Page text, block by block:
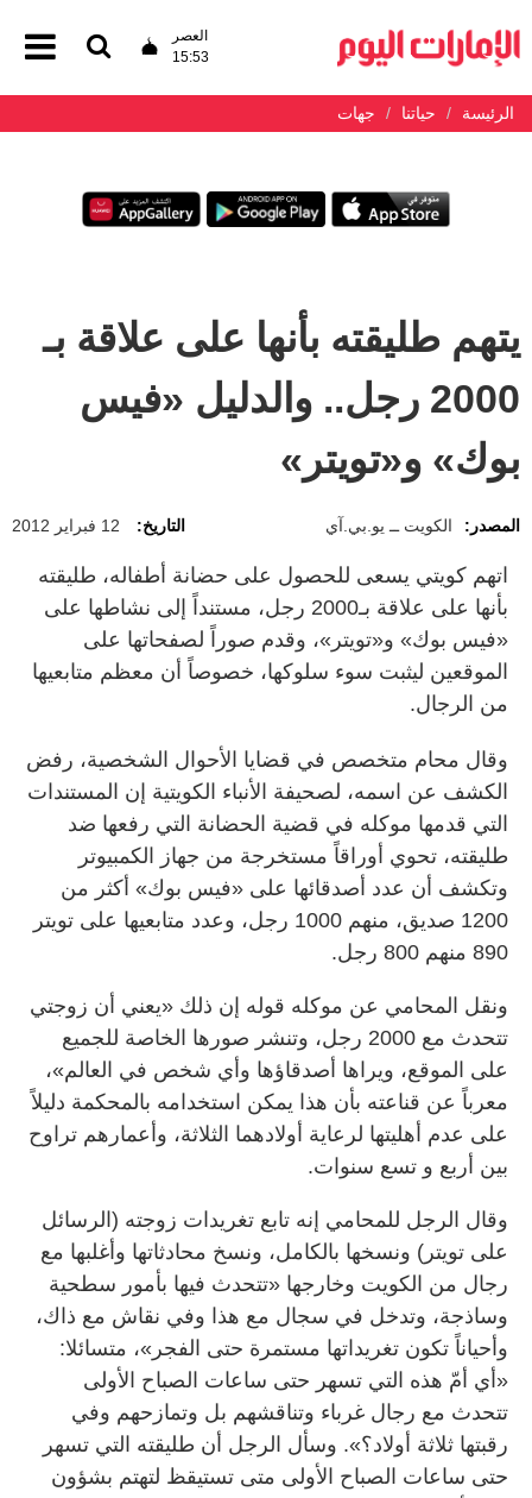
العصر
15:53
الرئيسة حياتنا جهات
يتهم طليقته بأنها على علاقة بـ
2000 رجل.. والدليل «فيس
بوك» و«تويتر»
المصدر: الكويت ــ يو.بي.آي التاريخ: 12 فبراير 2012
اتهم كويتي يسعى للحصول على حضانة أطفاله، طليقته
بأنها على علاقة بـ2000 رجل، مستنداً إلى نشاطها على
«فيس بوك» و«تويتر»، وقدم صوراً لصفحاتها على
الموقعين ليثبت سوء سلوكها، خصوصاً أن معظم متابعيها
من الرجال.
وقال محام متخصص في قضايا الأحوال الشخصية، رفض
الكشف عن اسمه، لصحيفة الأنباء الكويتية إن المستندات
التي قدمها موكله في قضية الحضانة التي رفعها ضد
طليقته، تحوي أوراقاً مستخرجة من جهاز الكمبيوتر
وتكشف أن عدد أصدقائها على «فيس بوك» أكثر من
1200 صديق، منهم 1000 رجل، وعدد متابعيها على تويتر
890 منهم 800 رجل.
ونقل المحامي عن موكله قوله إن ذلك «يعني أن زوجتي
تتحدث مع 2000 رجل، وتنشر صورها الخاصة للجميع
على الموقع، ويراها أصدقاؤها وأي شخص في العالم»،
معرباً عن قناعته بأن هذا يمكن استخدامه بالمحكمة دليلاً
على عدم أهليتها لرعاية أولادهما الثلاثة، وأعمارهم تراوح
بين أربع و تسع سنوات.
وقال الرجل للمحامي إنه تابع تغريدات زوجته (الرسائل
على تويتر) ونسخها بالكامل، ونسخ محادثاتها وأغلبها مع
رجال من الكويت وخارجها «تتحدث فيها بأمور سطحية
وساذجة، وتدخل في سجال مع هذا وفي نقاش مع ذاك،
وأحياناً تكون تغريداتها مستمرة حتى الفجر»، متسائلا:
«أي أمّ هذه التي تسهر حتى ساعات الصباح الأولى
تتحدث مع رجال غرباء وتناقشهم بل وتمازحهم وفي
رقبتها ثلاثة أولاد؟». وسأل الرجل أن طليقته التي تسهر
حتى ساعات الصباح الأولى متى تستيقظ لتهتم بشؤون